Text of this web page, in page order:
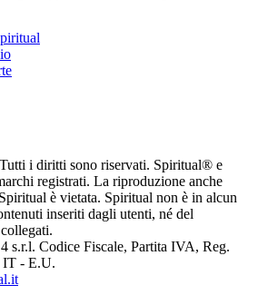
i diritti sono riservati. Spiritual® e
registrati. La riproduzione anche
è vietata. Spiritual non è in alcun
inseriti dagli utenti, né del
s.r.l. Codice Fiscale, Partita IVA, Reg.
IT - E.U.